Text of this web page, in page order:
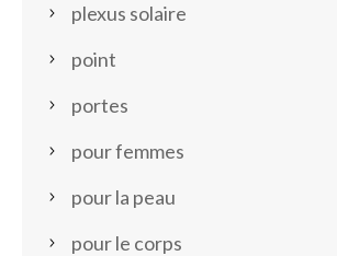
plexus solaire
point
portes
pour femmes
pour la peau
pour le corps